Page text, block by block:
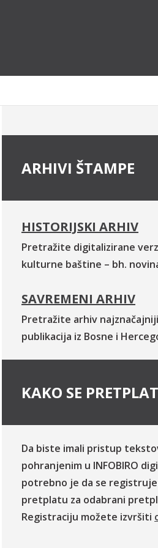
ARHIVI ŠTAMPE
HISTORIJSKI ARHIV
Pretražite digitalizirane
kulturne baštine – bh.
SAVREMENI ARHIV
Pretražite arhiv
publikacija iz Bosne i
KAKO SE
Da biste imali pristup
pohranjenim u INFOBIRO
potrebno je da se
pretplatu za odabrani
Registraciju možete izvršiti